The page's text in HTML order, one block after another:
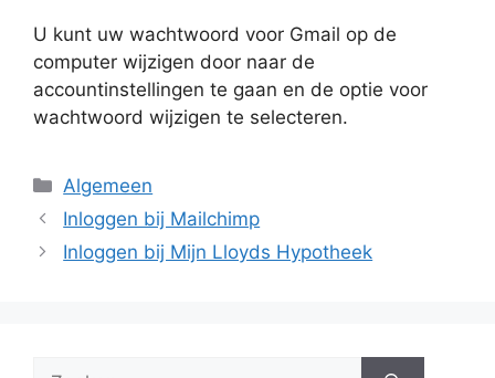
U kunt uw wachtwoord voor Gmail op de
computer wijzigen door naar de
accountinstellingen te gaan en de optie voor
wachtwoord wijzigen te selecteren.
Categorieën
Algemeen
Inloggen bij Mailchimp
Inloggen bij Mijn Lloyds Hypotheek